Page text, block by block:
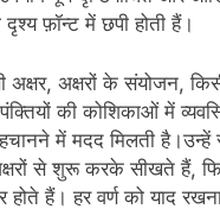
फ़ॉन्ट में छपी होती हैं।
अक्षरों के संयोजन,
की कोशिकाओं में
में मदद मिलती
से शुरू करके सीखते हैं,
हैं। हर वर्ण को याद